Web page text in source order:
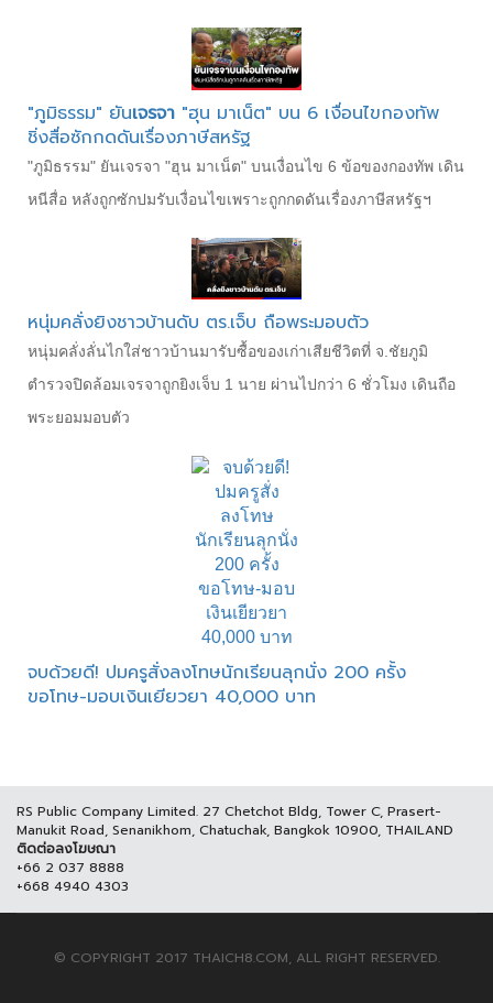
"ภูมิธรรม" ยันเจรจา "ฮุน มาเน็ต" บน 6 เงื่อนไขกองทัพ
ชิ่งสื่อซักกดดันเรื่องภาษีสหรัฐ
"ภูมิธรรม" ยันเจรจา "ฮุน มาเน็ต" บนเงื่อนไข 6 ข้อของกองทัพ เดิน
หนีสื่อ หลังถูกซักปมรับเงื่อนไขเพราะถูกกดดันเรื่องภาษีสหรัฐฯ
หนุ่มคลั่งยิงชาวบ้านดับ ตร.เจ็บ ถือพระมอบตัว
หนุ่มคลั่งลั่นไกใส่ชาวบ้านมารับซื้อของเก่าเสียชีวิตที่ จ.ชัยภูมิ
ตำรวจปิดล้อมเจรจาถูกยิงเจ็บ 1 นาย ผ่านไปกว่า 6 ชั่วโมง เดินถือ
พระยอมมอบตัว
จบด้วยดี! ปมครูสั่งลงโทษนักเรียนลุกนั่ง 200 ครั้ง
ขอโทษ-มอบเงินเยียวยา 40,000 บาท
RS Public Company Limited. 27 Chetchot Bldg, Tower C, Prasert-
Manukit Road, Senanikhom, Chatuchak, Bangkok 10900, THAILAND
ติดต่อลงโฆษณา
+66 2 037 8888
+668 4940 4303
© COPYRIGHT 2017 THAICH8.COM, ALL RIGHT RESERVED.